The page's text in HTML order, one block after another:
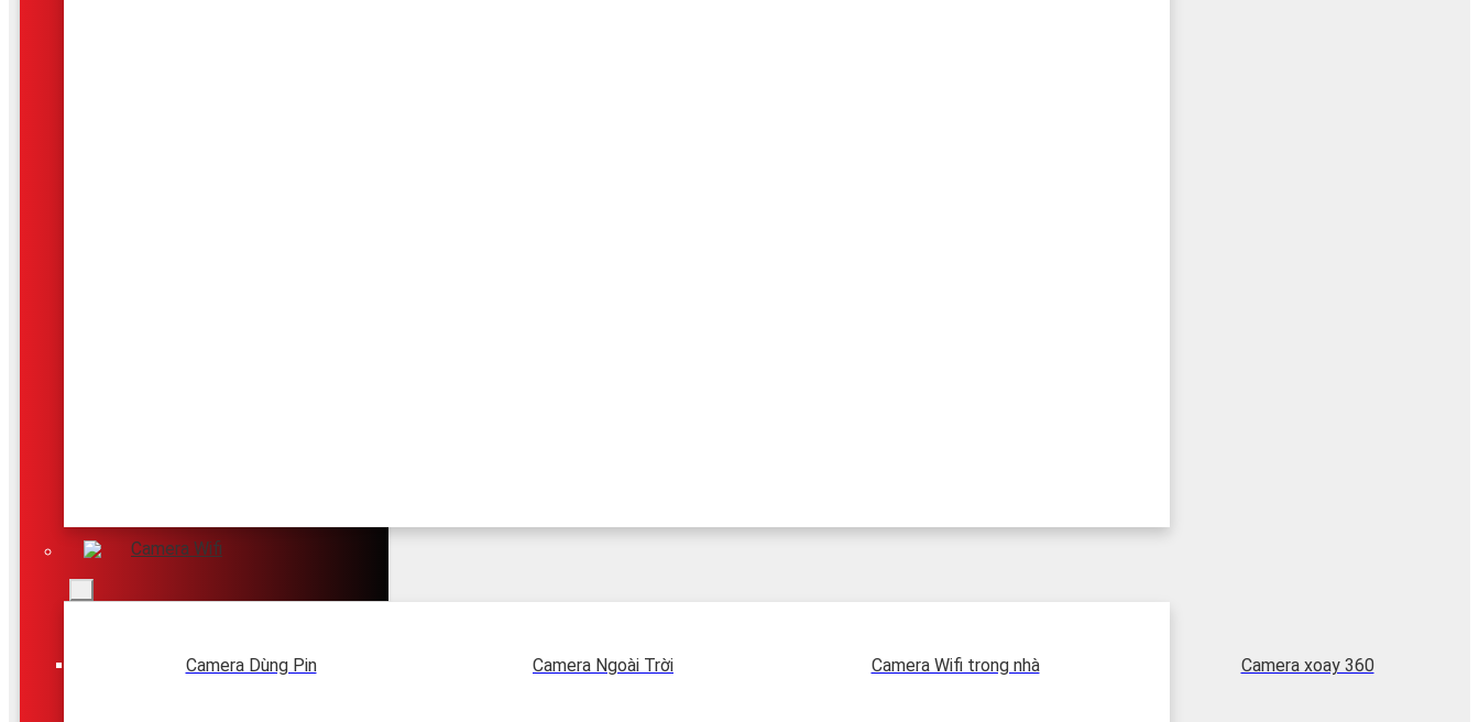
Camera Wifi
Camera Dùng Pin Camera Ngoài Trời Camera Wifi trong nhà Camera xoay 360